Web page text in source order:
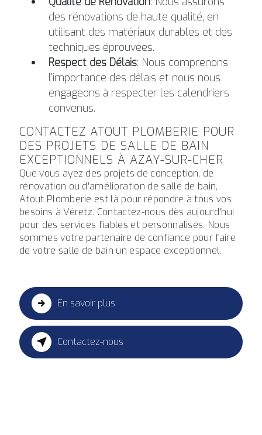
des rénovations de haute qualité, en
utilisant des matériaux durables et des
techniques éprouvées.
Respect des Délais: Nous comprenons
l'importance des délais et nous nous
engageons à respecter les calendriers
convenus.
CONTACTEZ ATOUT PLOMBERIE POUR
DES PROJETS DE SALLE DE BAIN
EXCEPTIONNELS À AZAY-SUR-CHER
Que vous ayez des projets de conception, de
rénovation ou d'amélioration de salle de bain,
Atout Plomberie est là pour répondre à tous vos
besoins à Véretz. Contactez-nous dès aujourd'hui
pour des services fiables et personnalisés. Nous
sommes votre partenaire de confiance pour faire
de votre salle de bain un espace exceptionnel.
En savoir plus
Contactez-nous